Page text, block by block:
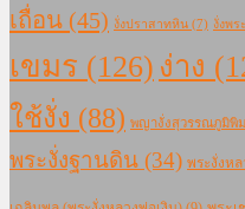
เถื่อน (45) งั่งปราสาทหิน (7) งั่งพร
เขมร (126) ง่าง
ใช้งั่ง (88) พญางั่งสุวรรณภูมิพิ
พระงั่งฐานดิน (34) พระงั่งห